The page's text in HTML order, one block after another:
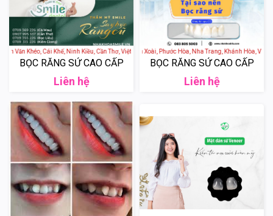
Văn Khéo, Cái Khế, Ninh Kiều, Cần Thơ, Việt Nam
BỌC RĂNG SỨ CAO CẤP
Liên hệ
Nha Khoa IRIS - Acc Vườn Xoài, Phước Hòa, Nha Trang, Khánh Hòa, Việt
BỌC RĂNG SỨ CAO CẤP
Liên hệ